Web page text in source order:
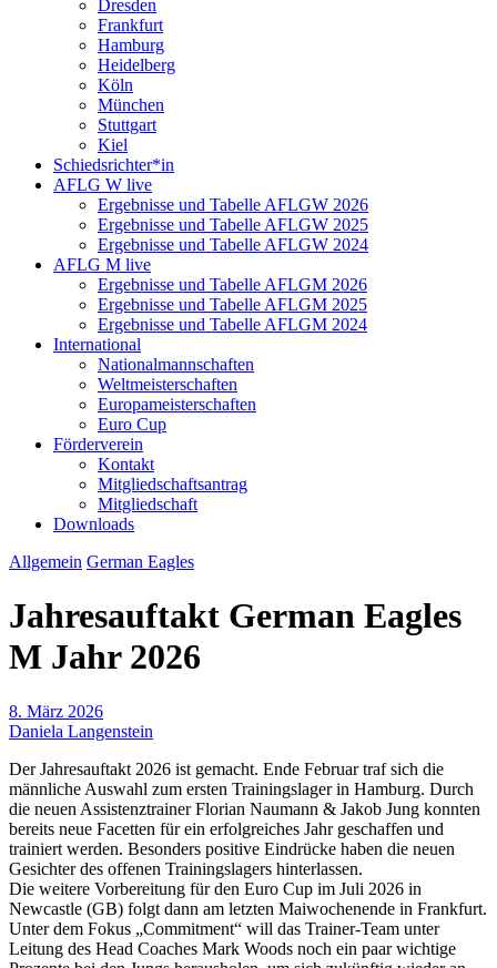
Dresden
Frankfurt
Hamburg
Heidelberg
Köln
München
Stuttgart
Kiel
Schiedsrichter*in
AFLG W live
Ergebnisse und Tabelle AFLGW 2026
Ergebnisse und Tabelle AFLGW 2025
Ergebnisse und Tabelle AFLGW 2024
AFLG M live
Ergebnisse und Tabelle AFLGM 2026
Ergebnisse und Tabelle AFLGM 2025
Ergebnisse und Tabelle AFLGM 2024
International
Nationalmannschaften
Weltmeisterschaften
Europameisterschaften
Euro Cup
Förderverein
Kontakt
Mitgliedschaftsantrag
Mitgliedschaft
Downloads
Allgemein German Eagles
Jahresauftakt German Eagles
M Jahr 2026
8. März 2026
Daniela Langenstein
Der Jahresauftakt 2026 ist gemacht. Ende Februar traf sich die
männliche Auswahl zum ersten Trainingslager in Hamburg. Durch
die neuen Assistenztrainer Florian Naumann & Jakob Jung konnten
bereits neue Facetten für ein erfolgreiches Jahr geschaffen und
trainiert werden. Besonders positive Eindrücke haben die neuen
Gesichter des offenen Trainingslagers hinterlassen.
Die weitere Vorbereitung für den Euro Cup im Juli 2026 in
Newcastle (GB) folgt dann am letzten Maiwochenende in Frankfurt.
Unter dem Fokus „Commitment“ will das Trainer-Team unter
Leitung des Head Coaches Mark Woods noch ein paar wichtige